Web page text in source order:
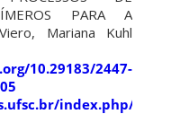
PARA A
Mariana Kuhl
10.29183/2447-
index.php/